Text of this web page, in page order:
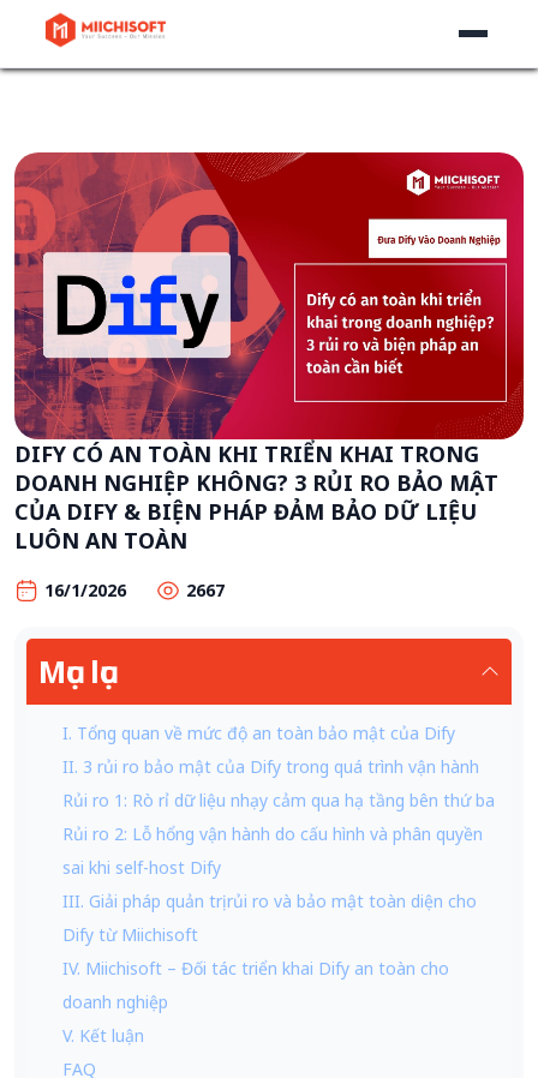
DIFY CÓ AN TOÀN KHI TRIỂN KHAI TRONG
DOANH NGHIỆP KHÔNG? 3 RỦI RO BẢO MẬT
CỦA DIFY & BIỆN PHÁP ĐẢM BẢO DỮ LIỆU
LUÔN AN TOÀN
16/1/2026 2667
Mục lục
I. Tổng quan về mức độ an toàn bảo mật của Dify
II. 3 rủi ro bảo mật của Dify trong quá trình vận hành
Rủi ro 1: Rò rỉ dữ liệu nhạy cảm qua hạ tầng bên thứ ba
Rủi ro 2: Lỗ hổng vận hành do cấu hình và phân quyền
sai khi self-host Dify
III. Giải pháp quản trị rủi ro và bảo mật toàn diện cho
Dify từ Miichisoft
IV. Miichisoft – Đối tác triển khai Dify an toàn cho
doanh nghiệp
V. Kết luận
FAQ